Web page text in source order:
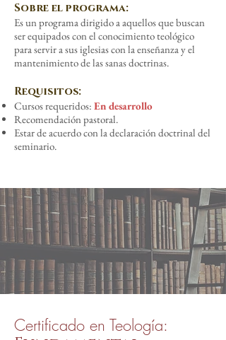
Sobre el programa:
Es un programa dirigido a aquellos que buscan
ser equipados con el conocimiento teológico
para servir a sus iglesias con la enseñanza y el
mantenimiento de las sanas doctrinas.
Requisitos:
Cursos requeridos: En desarrollo
Recomendación pastoral.
Estar de acuerdo con la declaración doctrinal del
seminario.
Certificado en Teología: